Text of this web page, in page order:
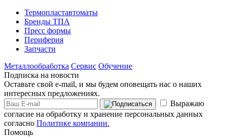
Термопластавтоматы
Бренды ТПА
Пресс формы
Периферия
Запчасти
Металлообработка Сервис Обучение
Подписка на новости
Оставьте свой e-mail, и мы будем оповещать нас о наших
интересных предложениях.
Выражаю
согласие на обработку и хранение персональных данных
согласно Политике компании.
Помощь